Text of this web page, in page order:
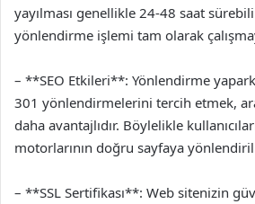
yayılması genellikle 24-48 saat
yönlendirme işlemi tam olarak
– **SEO Etkileri**: Yönlendirme
301 yönlendirmelerini tercih etmek,
daha avantajlıdır. Böylelikle
motorlarının doğru sayfaya
– **SSL Sertifikası**: Web sitenizin